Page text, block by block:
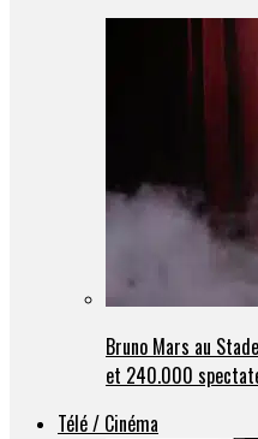
Bruno Mars au
et 240.000
Télé / Cinéma